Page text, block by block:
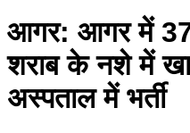
आगर: आगर में 37
शराब के नशे में
अस्पताल में भर्ती